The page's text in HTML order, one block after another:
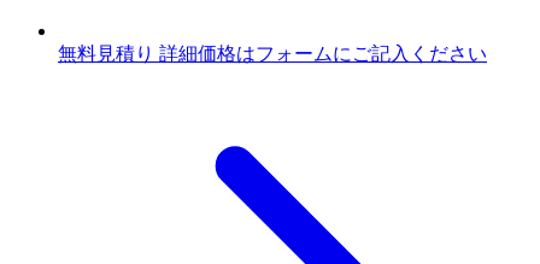
無料見積り 詳細価格はフォームにご記入ください